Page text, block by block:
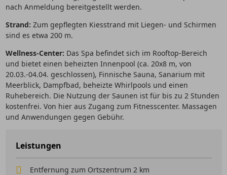
nach Anmeldung bereitgestellt werden.
Strand: Zum gepflegten Kiesstrand mit Liegen- und Schirmen
sind es etwa 200 m.
Wellness-Center: Das Spa befindet sich im Rooftop-Bereich
und bietet einen beheizten Innenpool (ca. 20x8 m, von
20.03.-04.04. geschlossen), Finnische Sauna, Sanarium mit
Meerblick, Dampfbad, beheizte Whirlpools und einen
Ruhebereich. Die Nutzung der Saunen ist für bis zu 2 Stunden
kostenfrei. Von hier aus Zugang zum Fitnesscenter. Massagen
und Anwendungen gegen Gebühr.
Leistungen
Entfernung zum Ortszentrum 2 km